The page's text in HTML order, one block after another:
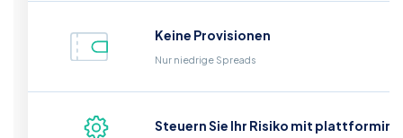
Keine Provisionen
Nur niedrige Spreads
Steuern Sie Ihr Risiko mit